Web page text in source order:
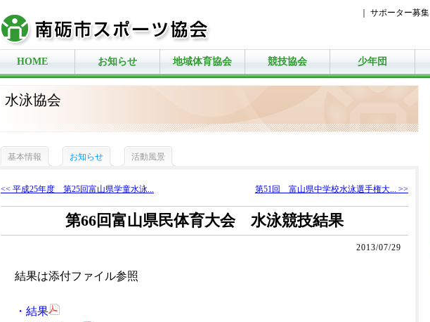
サポーター募集
HOME お知らせ 地域体育協会 競技協会 少年団
水泳協会
基本情報 お知らせ 活動風景
<< 平成25年度 第25回富山県学童水泳... 第51回 富山県中学校水泳選手権大... >>
第66回富山県民体育大会 水泳競技結果
2013/07/29
結果は添付ファイル参照
・結果